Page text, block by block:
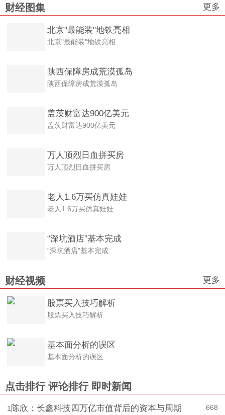
财经图集 更多
北京"最能装"地铁亮相
北京"最能装"地铁亮相
陕西保障房成荒漠孤岛
陕西保障房成荒漠孤岛
盖茨财富达900亿美元
盖茨财富达900亿美元
万人顶烈日血拼买房
万人顶烈日血拼买房
老人1.6万买仿真娃娃
老人1.6万买仿真娃娃
“深坑酒店”基本完成
“深坑酒店”基本完成
财经视频 更多
股票买入技巧解析
股票买入技巧解析
基本面分析的误区
基本面分析的误区
点击排行 评论排行 即时新闻
668
1 陈欣：长鑫科技四万亿市值背后的资本与周期